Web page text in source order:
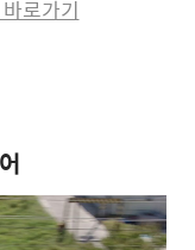
로가기